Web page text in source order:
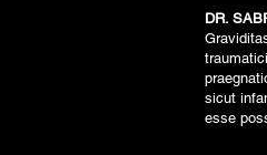
DR.
sicut
esse